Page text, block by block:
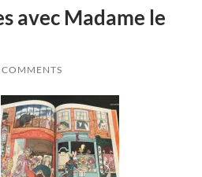
avec Madame le